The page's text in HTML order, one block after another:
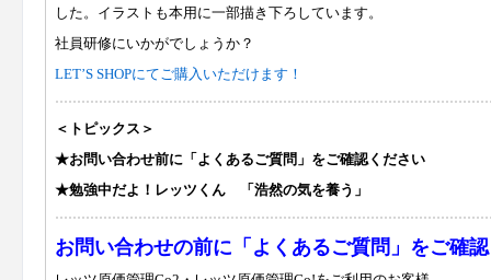
した。イラストも本用に一部描き下ろしています。
社員研修にいかがでしょうか？
LET’S SHOPにてご購入いただけます！
＜トピックス＞
★お問い合わせ前に「よくあるご質問」をご確認ください
★勉強中だよ！レッツくん 「浩然の気を養う」
お問い合わせの前に「よくあるご質問」をご確